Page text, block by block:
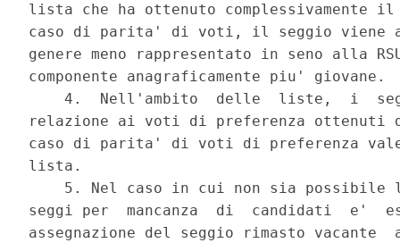
lista che ha ottenuto complessivamente
caso di parita' di voti, il seggio viene
genere meno rappresentato in seno alla
componente anagraficamente piu' giovane.
4.  Nell'ambito  delle  liste,  i
relazione ai voti di preferenza
caso di parita' di voti di preferenza
lista.
5. Nel caso in cui non sia possibile
seggi per  mancanza  di  candidati  e'
assegnazione del seggio rimasto